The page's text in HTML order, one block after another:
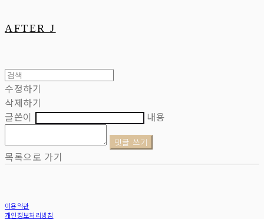
AFTER J
수정하기
삭제하기
글쓴이
내용
댓글 쓰기
목록으로 가기
이용약관
개인정보처리방침